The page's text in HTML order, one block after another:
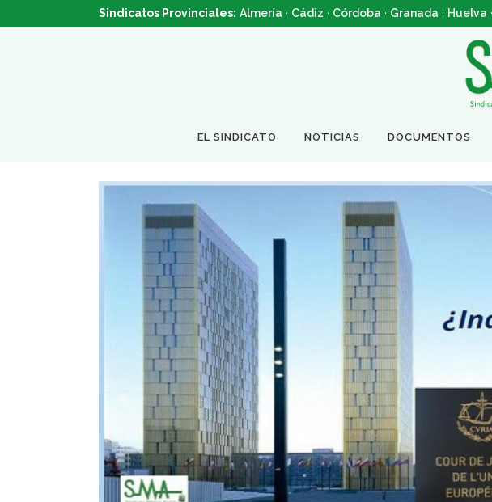
Sindicatos Provinciales: Almería · Cádiz · Córdoba · Granada · Huelva ·
EL SINDICATO NOTICIAS DOCUMENTOS